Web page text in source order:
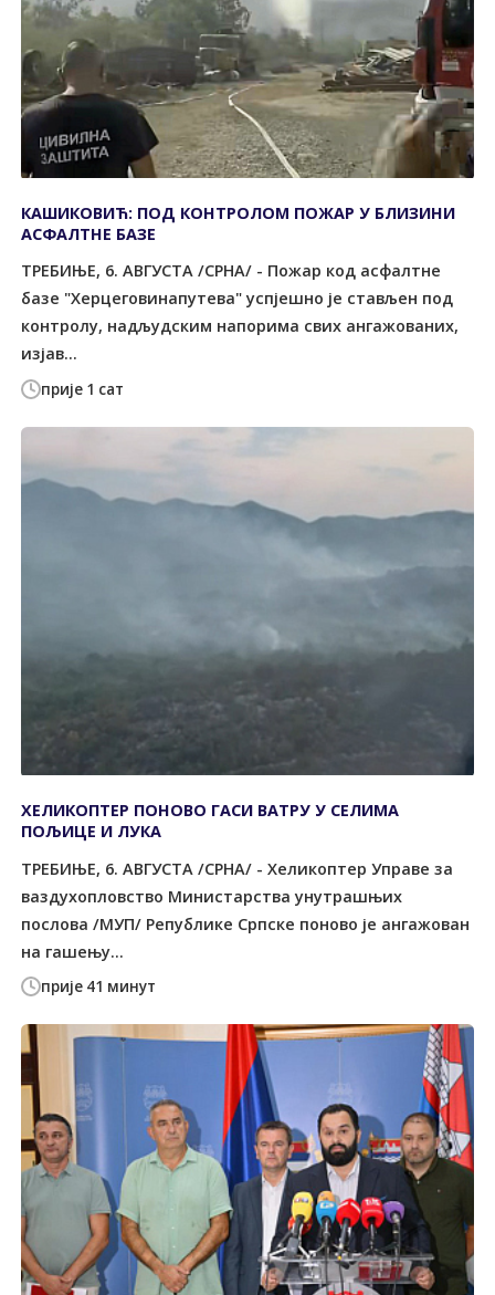
прије 1 сат
КАШИКОВИЋ: ПОД КОНТРОЛОМ ПОЖАР У БЛИЗИНИ
АСФАЛТНЕ БАЗЕ
TРЕБИЊЕ, 6. АВГУСTА /СРНА/ - Пожар код асфалтне
базе "Херцеговинапутева" успјешно је стављен под
контролу, надљудским напорима свих ангажованих,
изјав...
прије 41 минут
ХЕЛИКОПТЕР ПОНОВО ГАСИ ВАТРУ У СЕЛИМА
ПОЉИЦЕ И ЛУКА
TРЕБИЊЕ, 6. АВГУСTА /СРНА/ - Хеликоптер Управе за
ваздухопловство Министарства унутрашњих
послова /МУП/ Републике Српске поново је ангажован
на гашењу...